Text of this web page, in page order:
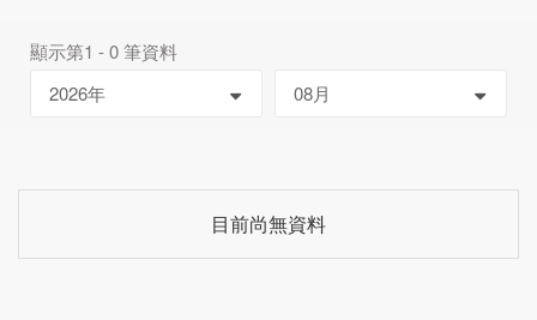
顯示第1 - 0 筆資料
目前尚無資料